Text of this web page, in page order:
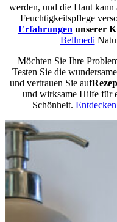
werden, und die Haut kann
Feuchtigkeitspflege
Erfahrungen unserer
Bellmedi
Möchten Sie Ihre
Testen Sie die
und vertrauen Sie auf
und wirksame Hilfe für
Schönheit.